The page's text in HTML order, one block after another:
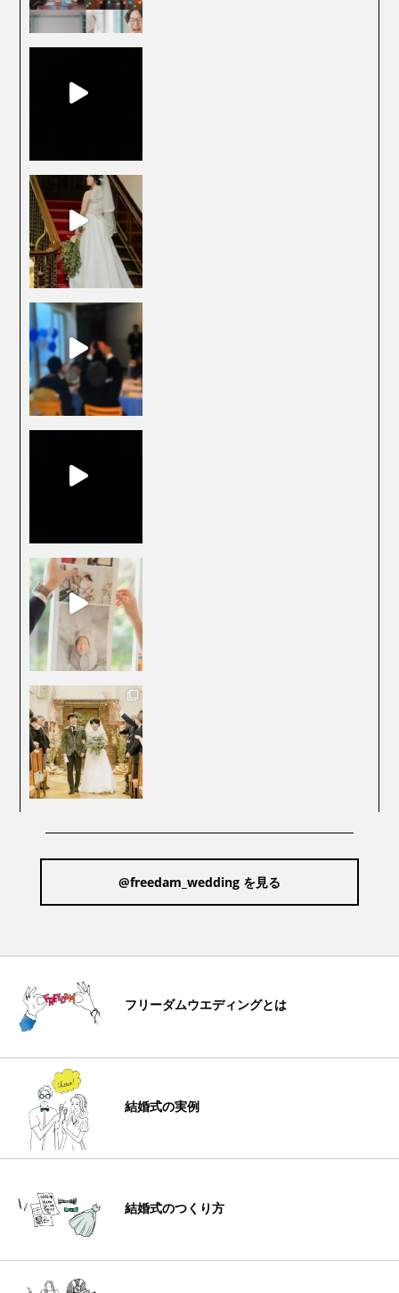
@freedam_wedding を見る
フリーダムウエディングとは
結婚式の実例
結婚式のつくり方